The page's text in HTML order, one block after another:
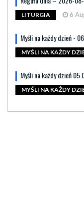
LITURGIA 6
Myśli na każdy dzień -
MYŚLI NA KAŻDY
Myśli na każdy dzień
MYŚLI NA KAŻDY